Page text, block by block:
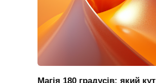
Магія 180 градусів: який кут